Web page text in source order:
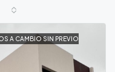
A CAMBIO SIN PREVIO